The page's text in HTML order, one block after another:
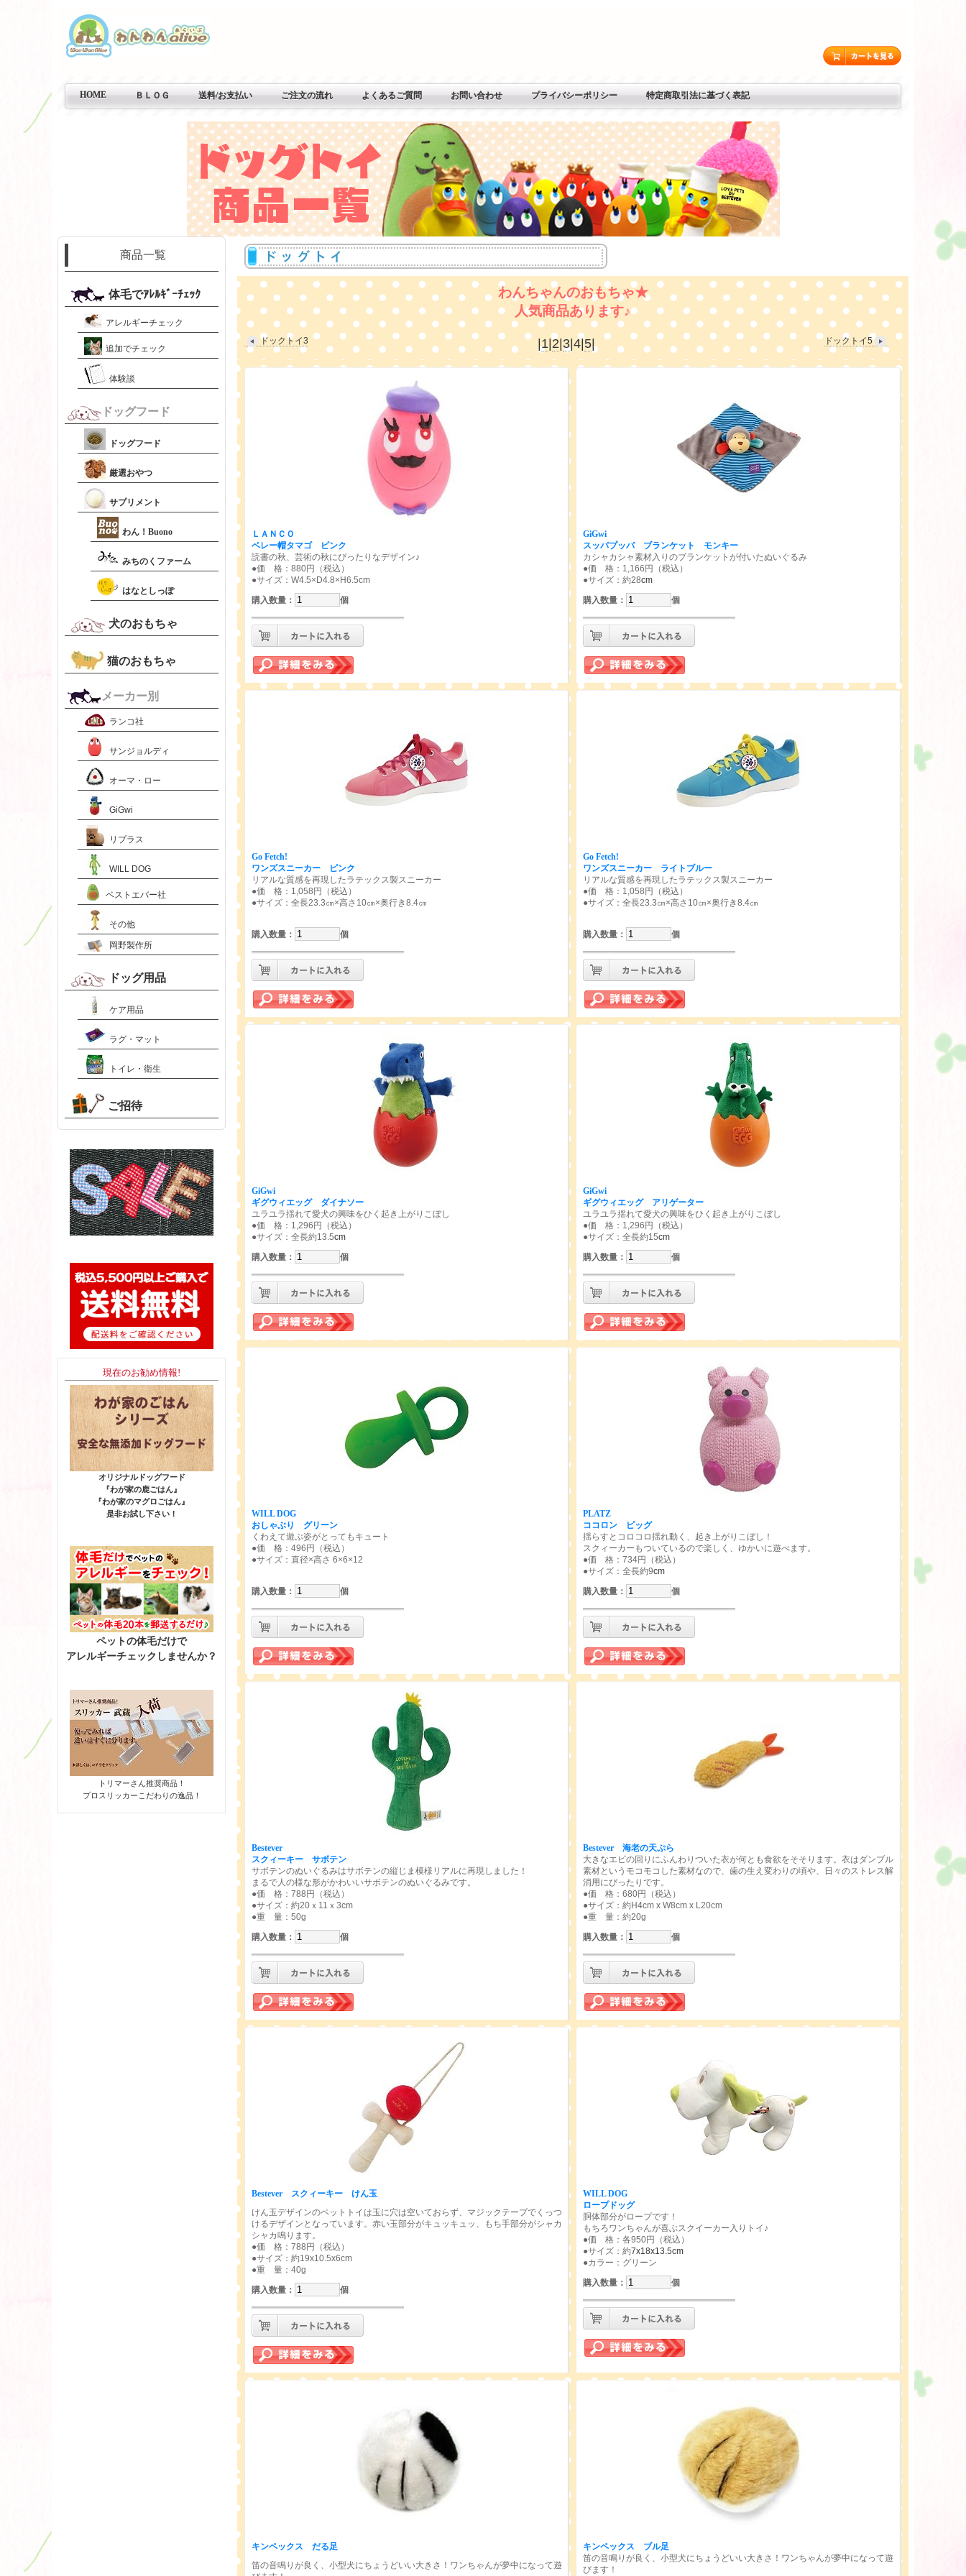
HOME ＢＬＯＧ 送料/お支払い ご注文の流れ よくあるご質問 お問い合わせ プライバシーポリシー 特定商取引法に基づく表記
わんちゃんのおもちゃ★
人気商品あります♪
ドックトイ3 |1| 2 3| 4| 5| ドックトイ5
ＬＡＮＣＯ
ベレー帽タマゴ ピンク
読書の秋、芸術の秋にぴったりなデザイン♪
●価 格：880円（税込）
●サイズ：W4.5×D4.8×H6.5cm
購入数量 ： 個
GiGwi
スッパプッパ ブランケット モンキー
カシャカシャ素材入りのブランケットが付いたぬいぐるみ
●価 格：1,166円（税込）
●サイズ：約28cm
購入数量 ： 個
Go Fetch!
ワンズスニーカー ピンク
リアルな質感を再現したラテックス製スニーカー
●価 格：1,058円（税込）
●サイズ：全長23.3㎝×高さ10㎝×奥行き8.4㎝
購入数量 ： 個
Go Fetch!
ワンズスニーカー ライトブルー
リアルな質感を再現したラテックス製スニーカー
●価 格：1,058円（税込）
●サイズ：全長23.3㎝×高さ10㎝×奥行き8.4㎝
購入数量 ： 個
GiGwi
ギグウィエッグ ダイナソー
ユラユラ揺れて愛犬の興味をひく起き上がりこぼし
●価 格：1,296円（税込）
●サイズ：全長約13.5cm
購入数量 ： 個
GiGwi
ギグウィエッグ アリゲーター
ユラユラ揺れて愛犬の興味をひく起き上がりこぼし
●価 格：1,296円（税込）
●サイズ：全長約15cm
購入数量 ： 個
WILL DOG
おしゃぶり グリーン
くわえて遊ぶ姿がとってもキュート
●価 格：496円（税込）
●サイズ：直径×高さ 6×6×12
購入数量 ： 個
PLATZ
ココロン ピッグ
揺らすとコロコロ揺れ動く、起き上がりこぼし！
スクィーカーもついているので楽しく、ゆかいに遊べます。
●価 格：734円（税込）
●サイズ：全長約9cm
購入数量 ： 個
Bestever
スクィーキー サボテン
サボテンのぬいぐるみはサボテンの縦じま模様リアルに再現しました！
まるで人の様な形がかわいいサボテンのぬいぐるみです。
●価 格：788円（税込）
●サイズ：約20ｘ11ｘ3cm
●重 量：50g
購入数量 ： 個
Bestever 海老の天ぷら
大きなエビの回りにふんわりついた衣が何とも食欲をそそります。衣はダンブル
素材というモコモコした素材なので、歯の生え変わりの頃や、日々のストレス解
消用にぴったりです。
●価 格：680円（税込）
●サイズ：約H4cm x W8cm x L20cm
●重 量：約20g
購入数量 ： 個
Bestever スクィーキー けん玉
けん玉デザインのペットトイは玉に穴は空いておらず、マジックテープでくっつ
けるデザインとなっています。赤い玉部分がキュッキュッ、もち手部分がシャカ
シャカ鳴ります。
●価 格：788円（税込）
●サイズ：約19x10.5x6cm
●重 量：40g
購入数量 ： 個
WILL DOG
ロープドッグ
胴体部分がロープです！
もちろワンちゃんが喜ぶスクイーカー入りトイ♪
●価 格：各950円（税込）
●サイズ：約7x18x13.5cm
●カラー：グリーン
購入数量 ： 個
キンペックス だる足
笛の音鳴りが良く、小型犬にちょうどいい大きさ！ワンちゃんが夢中になって遊
キンペックス ブル足
笛の音鳴りが良く、小型犬にちょうどいい大きさ！ワンちゃんが夢中になって遊
びます！
商品一覧
体毛でｱﾚﾙｷﾞｰﾁｪｯｸ
アレルギーチェック
追加でチェック
体験談
ドッグフード
ドッグフード
厳選おやつ
サプリメント
わん！Buono
みちのくファーム
はなとしっぽ
犬のおもちゃ
猫のおもちゃ
メーカー別
ランコ社
サンジョルディ
オーマ・ロー
GiGwi
リプラス
WILL DOG
ベストエバー社
その他
岡野製作所
ドッグ用品
ケア用品
ラグ・マット
トイレ・衛生
ご招待
現在のお勧め情報!
オリジナルドッグフード
『わが家の鹿ごはん』
『わが家のマグロごはん』
是非お試し下さい！
ペットの体毛だけで
アレルギーチェックしませんか？
トリマーさん推奨商品！
プロスリッカーこだわりの逸品！